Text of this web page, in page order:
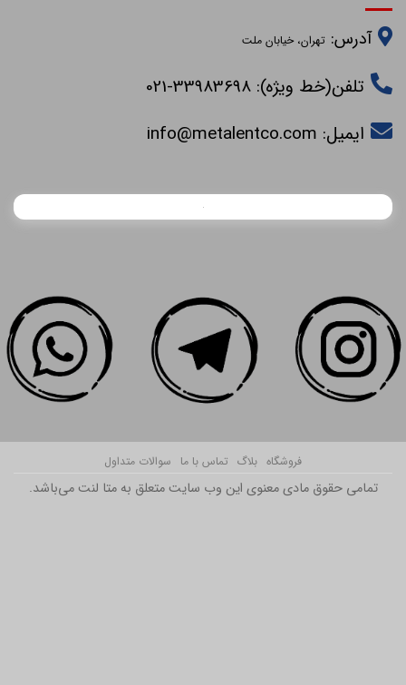
آدرس:تهران، خیابان ملت
تلفن(خط ویژه): 33983698-021
ایمیل:info@metalentco.com
فروشگاه بلاگ تماس با ما سوالات متداول
تمامی حقوق مادی معنوی این وب سایت متعلق به متا لنت می‌باشد.